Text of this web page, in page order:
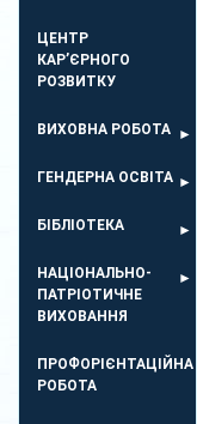
ЦЕНТР
КАР’ЄРНОГО
РОЗВИТКУ
ВИХОВНА РОБОТА
ГЕНДЕРНА ОСВІТА
БІБЛІОТЕКА
НАЦІОНАЛЬНО-
ПАТРІОТИЧНЕ
ВИХОВАННЯ
ПРОФОРІЄНТАЦІЙНА
РОБОТА